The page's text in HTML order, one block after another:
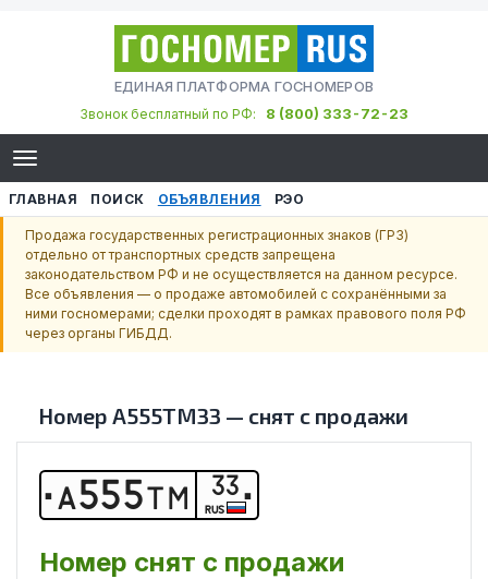
ЕДИНАЯ ПЛАТФОРМА ГОСНОМЕРОВ
Звонок бесплатный по РФ:
8 (800) 333-72-23
ГЛАВНАЯ ПОИСК ОБЪЯВЛЕНИЯ РЭО
Продажа государственных регистрационных знаков (ГРЗ)
отдельно от транспортных средств запрещена
законодательством РФ и не осуществляется на данном ресурсе.
Все объявления — о продаже автомобилей с сохранёнными за
ними госномерами; сделки проходят в рамках правового поля РФ
через органы ГИБДД.
Номер А555ТМ33 — снят с продажи
А555ТМ 33
RUS
Номер снят с продажи